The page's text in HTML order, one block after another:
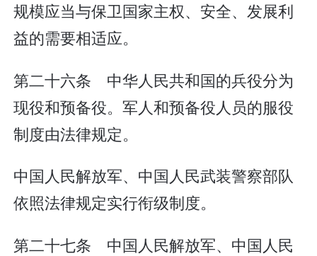
规模应当与保卫国家主权、安全、发展利
益的需要相适应。
第二十六条 中华人民共和国的兵役分为
现役和预备役。军人和预备役人员的服役
制度由法律规定。
中国人民解放军、中国人民武装警察部队
依照法律规定实行衔级制度。
第二十七条 中国人民解放军、中国人民